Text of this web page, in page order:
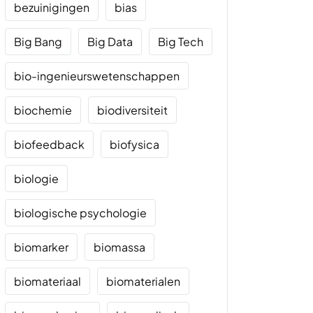
bezuinigingen bias
Big Bang Big Data Big Tech
bio-ingenieurswetenschappen
biochemie biodiversiteit
biofeedback biofysica
biologie
biologische psychologie
biomarker biomassa
biomateriaal biomaterialen